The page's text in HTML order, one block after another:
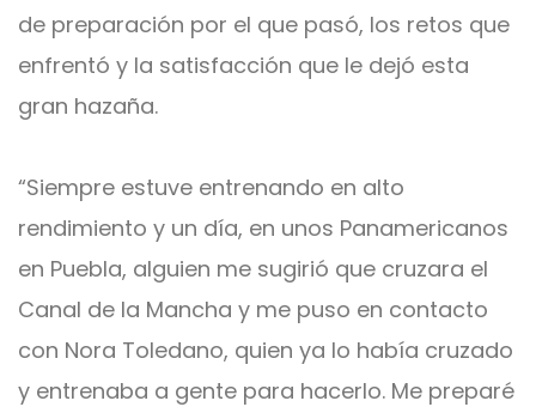
de preparación por el que pasó, los retos que
enfrentó y la satisfacción que le dejó esta
gran hazaña.
“Siempre estuve entrenando en alto
rendimiento y un día, en unos Panamericanos
en Puebla, alguien me sugirió que cruzara el
Canal de la Mancha y me puso en contacto
con Nora Toledano, quien ya lo había cruzado
y entrenaba a gente para hacerlo. Me preparé